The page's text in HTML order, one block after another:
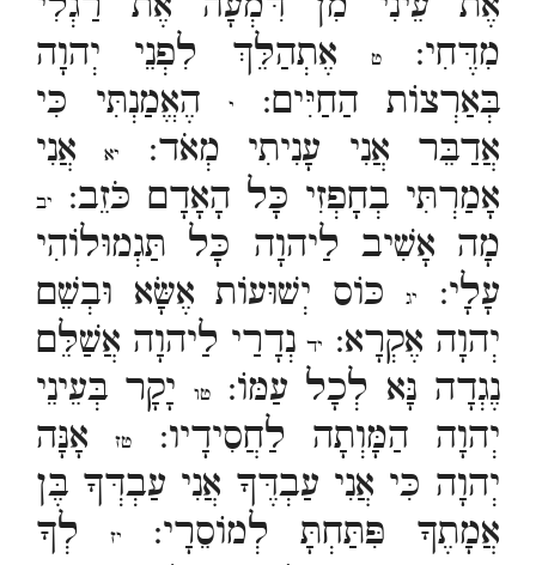
מִדֶּחִי:ט
אֶתְהַלֵּךְ לִפְנֵי יְהוָה
בְּאַרְצוֹת הַחַיִּים:
י
הֶאֱמַנְתִּי כִּי
אֲדַבֵּר אֲנִי עָנִיתִי מְאֹד:
יאאֲנִי
אָמַרְתִּי בְחָפְזִי כָּל הָאָדָם כֹּזֵב:
יב
מָה אָשִׁיב לַיהוָה כָּל תַּגְמוּלוֹהִי
עָלָי:
יגכּוֹס יְשׁוּעוֹת אֶשָּׂא וּבְשֵׁם
יְהוָה אֶקְרָא: ידנְדָרַי לַיהוָה אֲשַׁלֵּם
נֶגְדָה נָּא לְכָל עַמּוֹ:טו
יָקָר בְּעֵינֵי
יְהוָה הַמָּוְתָה לַחֲסִידָיו:
טזאָנָּה
יְהוָה כִּי אֲנִי עַבְדֶּךָ אֲנִי עַבְדְּךָ בֶּן
אֲמָתֶךָ פִּתַּחְתָּ לְמוֹסֵרָי:
יז
לְךָ